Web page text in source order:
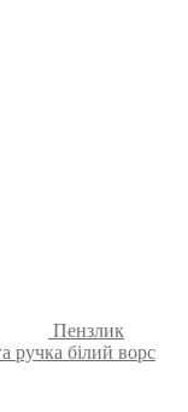
Пензлик
ручка білий ворс